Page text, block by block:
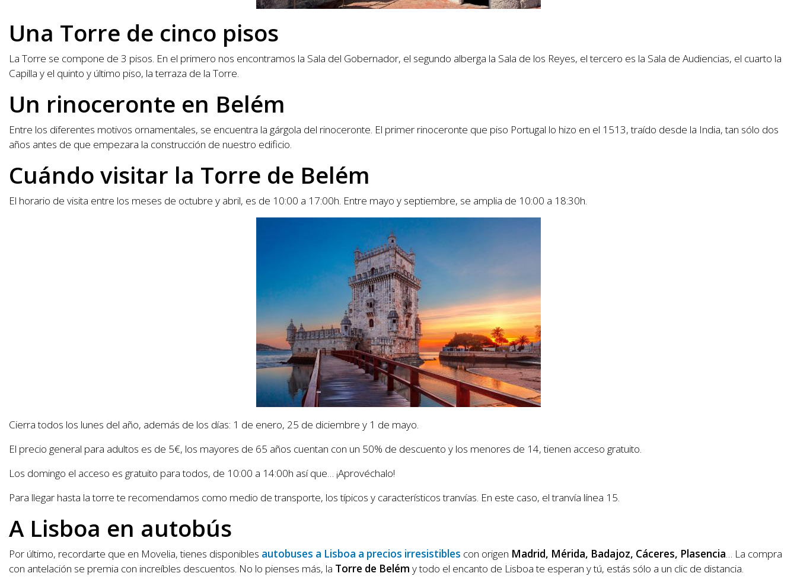
Una Torre de cinco pisos
La Torre se compone de 3 pisos. En el primero nos encontramos la Sala del Gobernador, el segundo alberga la Sala de los Reyes, el tercero es la Sala de Audiencias, el cuarto la
Capilla y el quinto y último piso, la terraza de la Torre.
Un rinoceronte en Belém
Entre los diferentes motivos ornamentales, se encuentra la gárgola del rinoceronte. El primer rinoceronte que piso Portugal lo hizo en el 1513, traído desde la India, tan sólo dos
años antes de que empezara la construcción de nuestro edificio.
Cuándo visitar la Torre de Belém
El horario de visita entre los meses de octubre y abril, es de 10:00 a 17:00h. Entre mayo y septiembre, se amplia de 10:00 a 18:30h.
Cierra todos los lunes del año, además de los días: 1 de enero, 25 de diciembre y 1 de mayo.
El precio general para adultos es de 5€, los mayores de 65 años cuentan con un 50% de descuento y los menores de 14, tienen acceso gratuito.
Los domingo el acceso es gratuito para todos, de 10:00 a 14:00h así que… ¡Aprovéchalo!
Para llegar hasta la torre te recomendamos como medio de transporte, los típicos y característicos tranvías. En este caso, el tranvía línea 15.
A Lisboa en autobús
Por último, recordarte que en Movelia, tienes disponibles autobuses a Lisboa a precios irresistibles con origen Madrid, Mérida, Badajoz, Cáceres, Plasencia… La compra
con antelación se premia con increíbles descuentos. No lo pienses más, la Torre de Belém y todo el encanto de Lisboa te esperan y tú, estás sólo a un clic de distancia.